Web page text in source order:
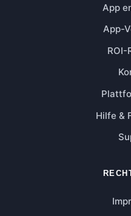
App
App-
ROI-
Hilfe &